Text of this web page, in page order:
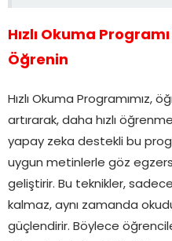
Hızlı Okuma
Öğrenin
Hızlı Okuma Programımız,
artırarak, daha hızlı
yapay zeka destekli bu
uygun metinlerle göz
geliştirir. Bu teknikler, sadece
kalmaz, aynı zamanda
güçlendirir. Böylece